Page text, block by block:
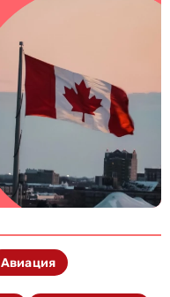
Авиация